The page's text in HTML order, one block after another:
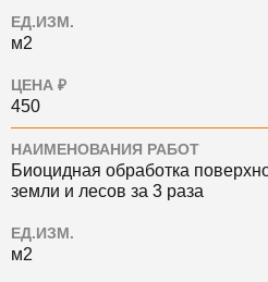
ЕД.ИЗМ.
м2
ЦЕНА ₽
450
НАИМЕНОВАНИЯ РАБОТ
Биоцидная обработка
земли и лесов за 3 раза
ЕД.ИЗМ.
м2